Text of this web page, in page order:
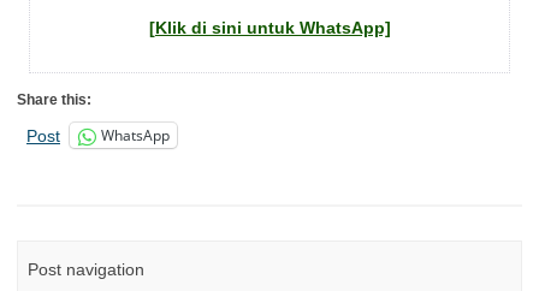
[Klik di sini untuk WhatsApp]
Share this:
Post WhatsApp
Post navigation